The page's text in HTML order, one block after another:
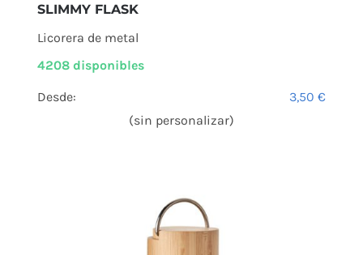
SLIMMY FLASK
Licorera de metal
4208 disponibles
Desde: 3,50€
(sin personalizar)